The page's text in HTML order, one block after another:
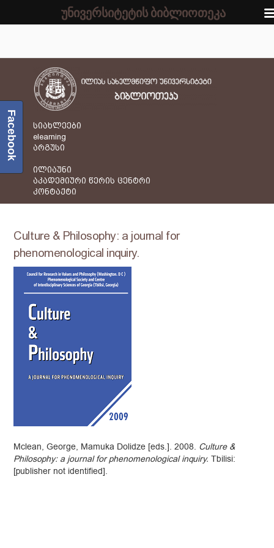
სიახლეები
elearning
არგუსი
ილიაუნი
აკადემიური წერის ცენტრი
კონტაქტი
Culture & Philosophy: a journal for
phenomenological inquiry.
Mclean, George, Mamuka Dolidze [eds.]. 2008. Culture &
Philosophy: a journal for phenomenological inquiry.Tbilisi:
[publisher not identified].
Facebook
უნივერსიტეტის ბიბლიოთეკა